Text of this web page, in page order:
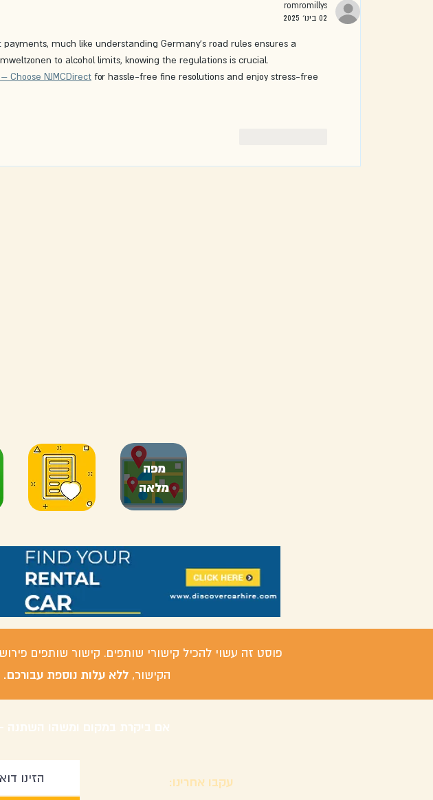
romromillys
02 בינו׳ 2025
much like understanding Germany's road rules ensures a
to alcohol limits, knowing the regulations is crucial.
Choose NJMCDirect for hassle-free fine resolutions and enjoy stress-free
מפה
מלאה
פוסט זה עשוי להכיל קישורי שותפים. קישור שותפים
הקישור,ללא עלות נוספת עבורכם.
אם ביקרת במקום ומשהו השתנה
עקבו אחרינו: